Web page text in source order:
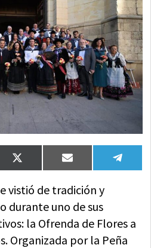
Compartir
en
X
(Twitter)
Compartir
en
Email
en
vistió de tradición y
durante uno de sus
la Ofrenda de Flores a
Organizada por la Peña